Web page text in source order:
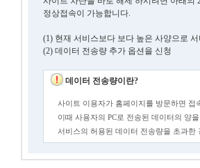
정상접속이 가능합니다.
(1) 현재 서비스보다 보다 높은 사양으로
(2) 데이터 전송량 추가 옵션을 신청
데이터 전송량이란?
사이트 이용자가 홈페이지를 방문하면 접
이때 사용자의 PC로 전송된 데이터의 양
서비스의 허용된 데이터 전송량을 초과